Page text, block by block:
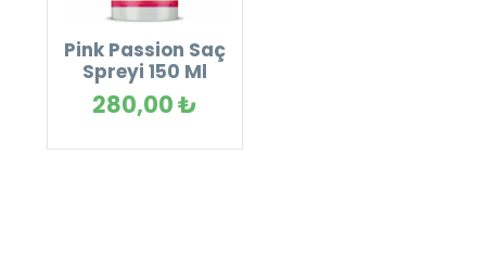
Pink Passion Saç
Spreyi 150 Ml
280,00 ₺